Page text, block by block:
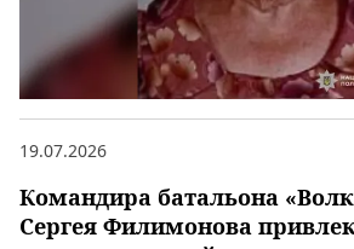
Командира батальона
Сергея Филимонова
19.07.2026